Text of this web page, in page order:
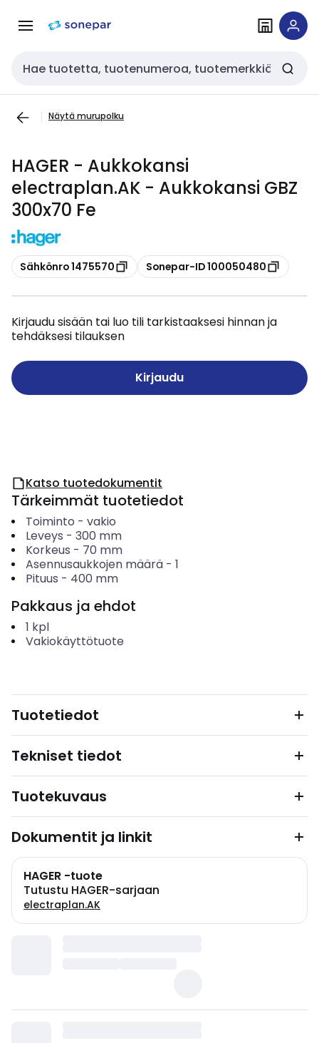
navigointiinsisältöön
Haku
Näytä murupolku
HAGER - Aukkokansi
electraplan.AK - Aukkokansi GBZ
300x70 Fe
Kopioi
Sähkönro 1475570 Kopioi
Sonepar-ID 100050480
Kirjaudu sisään tai luo tili tarkistaaksesi hinnan ja
tehdäksesi tilauksen
Kirjaudu
Katso tuotedokumentit
Tärkeimmät tuotetiedot
Toiminto - vakio
Leveys - 300 mm
Korkeus - 70 mm
Asennusaukkojen määrä- 1
Pituus - 400 mm
Pakkaus ja ehdot
1 kpl
Vakiokäyttötuote
Tuotetiedot
Tekniset tiedot
Tuotekuvaus
Dokumentit ja linkit
HAGER -tuote
Tutustu HAGER-sarjaan
electraplan.AK